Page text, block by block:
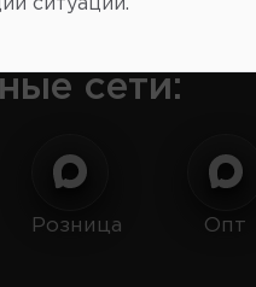
сети:
Розница Опт
ситуации.